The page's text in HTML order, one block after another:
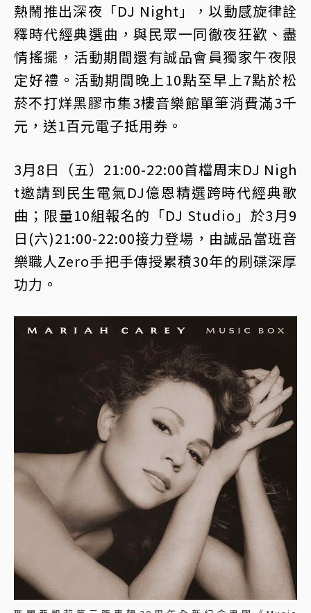
熱鬧推出深夜「DJ Night」，以動感旋律詮
釋時代經典選曲，與民眾一同徹夜狂歡、盡
情搖擺，活動期間還有誠品會員獨家午夜限
定好禮。活動期間晚上10點至早上7點於松
菸不打烊黑膠市集3樓音樂館單筆消費滿3千
元，送1百元電子抵用券。
3月8日（五）21:00-22:00首檔周末DJ Nigh
t邀請到民生電氣DJ億恩精選跨時代經典歌
曲；限量10組報名的「DJ Studio」於3月9
日(六)21:00-22:00接力登場，由誠品當班音
樂職人Zero手把手傳授累積30年的刷碟深厚
功力。